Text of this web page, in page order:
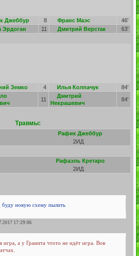
Джеббур 8 Франс Маэс
46'
Эрдоган 11 Дмитрий Верстак 63'
Земко 4 Илья Колпачук
84'
11
Дмитрий
Некрашевич
84'
Травмы:
Рафик Джеббур
2ИД
Рафаэль Кретаро
2ИД
буду новую схему пылить
17:29:06
а у Гранита чтото не идёт игра. Вов